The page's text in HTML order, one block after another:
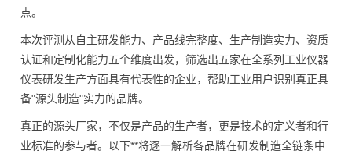
点。
本次评测从自主研发能力、产品线完整度、生产制造实力、资质
认证和定制化能力五个维度出发，筛选出五家在全系列工业仪器
仪表研发生产方面具有代表性的企业，帮助工业用户识别真正具
备"源头制造"实力的品牌。
真正的源头厂家，不仅是产品的生产者，更是技术的定义者和行
业标准的参与者。以下**将逐一解析各品牌在研发制造全链条中